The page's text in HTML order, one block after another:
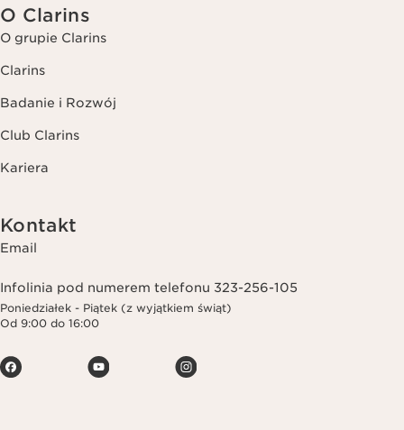
O Clarins
O grupie Clarins
Clarins
Badanie i Rozwój
Club Clarins
Kariera
Kontakt
Email
Infolinia pod numerem telefonu 323-256-105
Poniedziałek - Piątek (z wyjątkiem świąt)
Od 9:00 do 16:00